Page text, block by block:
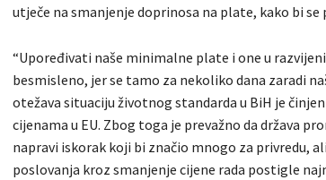
utječe na smanjenje doprinosa na plate, kako bi
“Upoređivati naše minimalne plate i one u
besmisleno, jer se tamo za nekoliko dana zaradi
otežava situaciju životnog standarda u BiH je
cijenama u EU. Zbog toga je prevažno da država
napravi iskorak koji bi značio mnogo za privredu,
poslovanja kroz smanjenje cijene rada postigle